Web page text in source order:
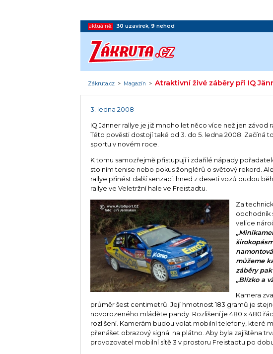
aktuálně: 30 uzavírek, 9 nehod
Zákruta.cz > Magazín >Atraktivní živé záběry při IQ
3. ledna 2008
IQ Jänner rallye je již mnoho let něco více než jen závod
Této pověsti dostojí také od 3. do 5. ledna 2008. Začíná
sportu v novém roce.
K tomu samozřejmě přistupují i zdařilé nápady
stolním tenise nebo pokus žonglérů o světový rekord.
rallye přinést další senzaci: hned z deseti vozů budou
rallye ve Veletržní hale ve Freistadtu.
Za
obchodník
velice
můžeme
záběry
„Blízko a
Kamera
průměr šest centimetrů. Její hmotnost 183 gramů je
novorozeného mláděte pandy. Rozlišení je 480 x 480
rozlišení. Kamerám budou volat mobilní telefony, které
přenášet obrazový signál na plátno. Aby byla zajištěna
provozovatel mobilní sítě 3 v prostoru Freistadtu po